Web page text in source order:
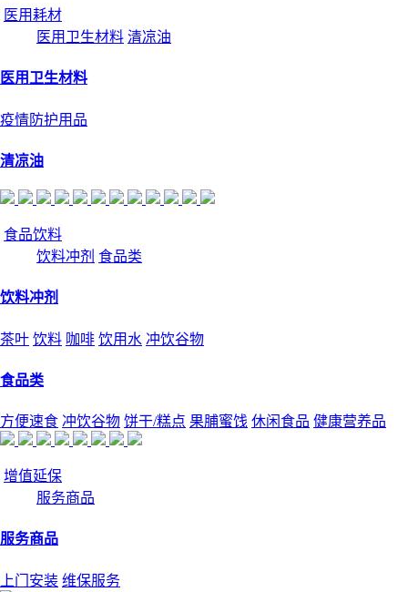
医用耗材
医用卫生材料 清凉油
医用卫生材料
疫情防护用品
清凉油
食品饮料
饮料冲剂 食品类
饮料冲剂
茶叶 饮料 咖啡 饮用水 冲饮谷物
食品类
方便速食 冲饮谷物 饼干/糕点 果脯蜜饯 休闲食品 健康营养品
增值延保
服务商品
服务商品
上门安装 维保服务